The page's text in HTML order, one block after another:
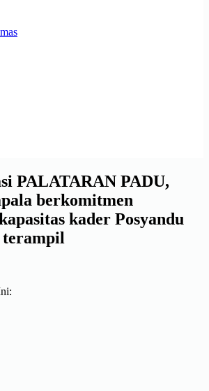
PALATARAN PADU,
berkomitmen
kader Posyandu
terampil